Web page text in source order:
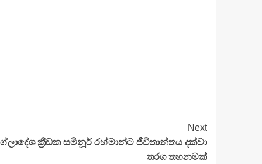
Next
ක්‍රීඩක සමිනූර් රහ්මාන්ට ජීවිතාන්තය දක්වා
තරග තහනමක්